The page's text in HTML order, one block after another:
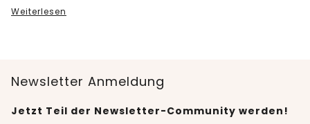
an Kleidungsstücken. Von simplen Designs bis hin zu
sophisticated Styles ist alles dabei. Du kannst zwischen
Kleiderschrank fehlen. Es gibt nichts Schöneres als luftige
in vielen Farben und unterschiedlichen
kein anderes Kleidungsstück. Mit einem stilvollen Rock
Weiterlesen
Newsletter Anmeldung
Jetzt Teil der Newsletter-Community werden!